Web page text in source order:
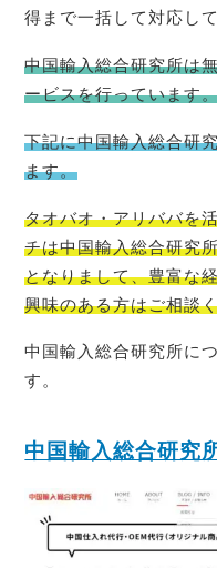
得まで一括して対応し
中国輸入総合研究所は
ービスを行っています
下記に中国輸入総合研
ます。
タオバオ・アリババを
チは中国輸入総合研究
となりまして、豊富な
興味のある方はご相談
中国輸入総合研究所に
す。
中国輸入総合研究